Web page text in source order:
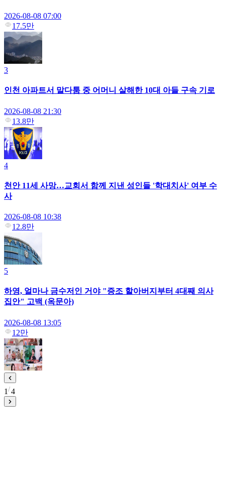
2026-08-08 07:00
17.5만
3
인천 아파트서 말다툼 중 어머니 살해한 10대 아들 구속 기로
2026-08-08 21:30
13.8만
4
천안 11세 사망…교회서 함께 지낸 성인들 '학대치사' 여부 수
사
2026-08-08 10:38
12.8만
5
하영, 얼마나 금수저인 거야 "증조 할아버지부터 4대째 의사
집안" 고백 (옥문아)
2026-08-08 13:05
12만
1 4